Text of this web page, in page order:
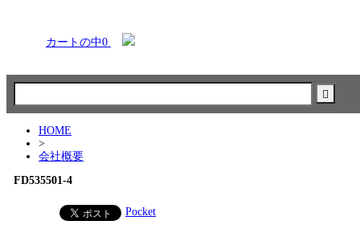
カートの中0
HOME
>
会社概要
FD535501-4
Pocket